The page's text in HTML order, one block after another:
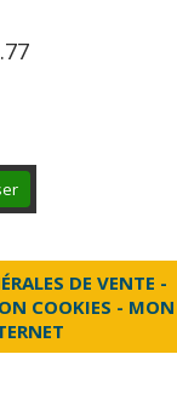
DE VENTE
COOKIES
MON